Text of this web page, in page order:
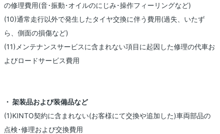
の修理費用(音･振動･オイルのにじみ･操作フィーリングなど)
(10)通常走行以外で発生したタイヤ交換に伴う費用(過失、いたず
ら、側面の損傷など)
(11)メンテナンスサービスに含まれない項目に起因した修理の代車お
よびロードサービス費用
・ 架装品および装備品など
(1)KINTO契約に含まれない(お客様にて交換や追加した)車両部品の
点検･修理および交換費用